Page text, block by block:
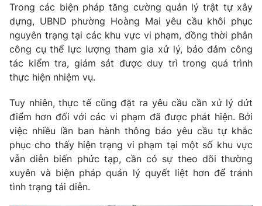
Trong các biện pháp tăng cường quản lý trật tự xây
dựng, UBND phường Hoàng Mai yêu cầu khôi phục
nguyên trạng tại các khu vực vi phạm, đồng thời phân
công cụ thể lực lượng tham gia xử lý, bảo đảm công
tác kiểm tra, giám sát được duy trì trong quá trình
thực hiện nhiệm vụ.
Tuy nhiên, thực tế cũng đặt ra yêu cầu cần xử lý dứt
điểm hơn đối với các vi phạm đã được phát hiện. Bởi
việc nhiều lần ban hành thông báo yêu cầu tự khắc
phục cho thấy hiện trạng vi phạm tại một số khu vực
vẫn diễn biến phức tạp, cần có sự theo dõi thường
xuyên và biện pháp quản lý quyết liệt hơn để tránh
tình trạng tái diễn.